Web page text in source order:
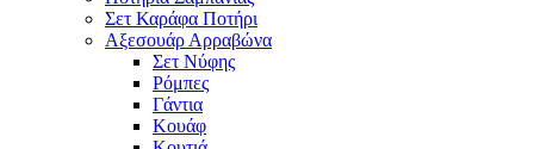
Σετ Καράφα Ποτήρι
Αξεσουάρ Αρραβώνα
Σετ Νύφης
Ρόμπες
Γάντια
Κουάφ